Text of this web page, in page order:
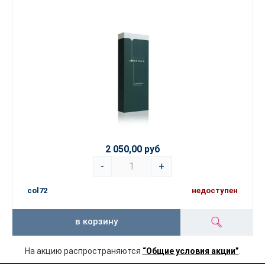
2 050,00 руб
-
+
col72 недоступен
в корзину
На акцию распространяются “Общие условия акции”